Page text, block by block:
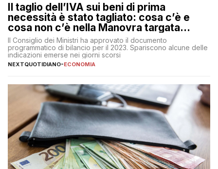
Il taglio dell’IVA sui beni di prima
necessità è stato tagliato: cosa c’è e
cosa non c’è nella Manovra targata
Meloni
Il Consiglio dei Ministri ha approvato il documento
programmatico di bilancio per il 2023. Spariscono alcune delle
indicazioni emerse nei giorni scorsi
NEXTQUOTIDIANO-ECONOMIA